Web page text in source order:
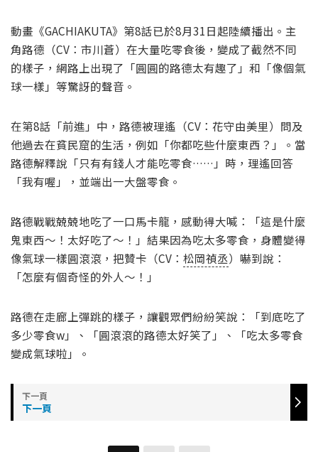
動畫《GACHIAKUTA》第8話已於8月31日起陸續播出。主
角路德（CV：市川蒼）在大量吃零食後，變成了截然不同
的樣子，網路上出現了「圓圓的路德太有趣了」和「像個氣
球一樣」等驚訝的聲音。
在第8話「前進」中，路德被理遙（CV：花守由美里）問及
他過去在貧民窟的生活，例如「你都吃些什麼東西？」。當
路德解釋說「只有有錢人才能吃零食……」時，理遙回答
「我有喔」，並端出一大盤零食。
路德戰戰兢兢地吃了一口馬卡龍，感動得大喊：「這是什麼
鬼東西～！太好吃了～！」結果因為吃太多零食，身體變得
像氣球一樣圓滾滾，把贊卡（CV： 松岡禎丞）嚇到說：
「怎麼有個奇怪的外人～！」
路德在走廊上彈跳的樣子，讓觀眾們紛紛笑說：「到底吃了
多少零食w」、「圓滾滾的路德太好笑了」、「吃太多零食
變成氣球啦」。
下一頁